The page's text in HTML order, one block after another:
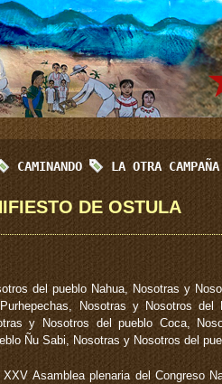
CAMINANDO LA OTRA CAMPAÑA
DE OSTULA
del pueblo Nahua, Nosotras y
Nosotras y Nosotros
y Nosotros del pueblo Coca,
Ñu Sabi, Nosotras y Nosotros del
Asamblea plenaria del Congreso